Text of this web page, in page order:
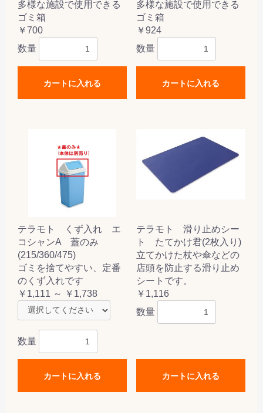
多様な施設で使用できる
ゴミ箱
￥700
数量
カートに入れる
多様な施設で使用できる
ゴミ箱
￥924
数量
カートに入れる
テラモト くず入れ エ
コシャンA 蓋のみ
(215/360/475)
ゴミを捨てやすい、定番
のくず入れです
￥1,111 ～ ￥1,738
数量
カートに入れる
テラモト 滑り止めシー
ト たてかけ君(2枚入り)
立てかけた杖や傘などの
店頭を防止する滑り止め
シートです。
￥1,116
数量
カートに入れる